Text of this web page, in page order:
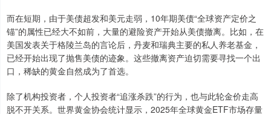
而在短期，由于美债超发和美元走弱，10年期美债“全球资产定价之
锚”的属性已经大不如前，大量的避险资产开始从美债撤离。比如，在
美国发表关于格陵兰岛的言论后，丹麦和瑞典主要的私人养老基金，
已经开始出现了抛售美债的迹象。这些撤离资产迫切需要寻找一个出
口，稀缺的黄金自然成为了首选。
除了机构投资者，个人投资者“追涨杀跌”的行为，也与此轮金价走高
脱不开关系。世界黄金协会统计显示，2025年全球黄金ETF市场存量